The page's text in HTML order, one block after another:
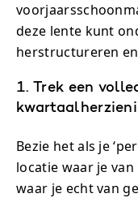
deze lente kunt
herstructureren
1. Trek een
Bezie het als je
locatie waar je
waar je echt van